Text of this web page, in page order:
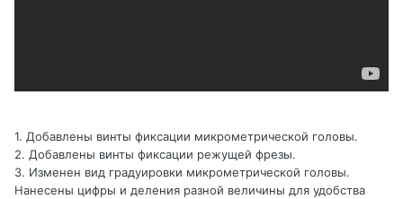
1. Добавлены винты фиксации микрометрической головы.
2. Добавлены винты фиксации режущей фрезы.
3. Изменен вид градуировки микрометрической головы.
Нанесены цифры и деления разной величины для удобства